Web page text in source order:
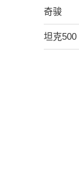
奇骏
坦克500